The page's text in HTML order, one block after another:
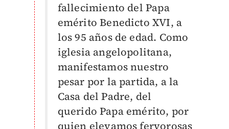
fallecimiento del Papa
emérito Benedicto XVI, a
los 95 años de edad. Como
iglesia angelopolitana,
manifestamos nuestro
pesar por la partida, a la
Casa del Padre, del
querido Papa emérito, por
quien elevamos fervorosas